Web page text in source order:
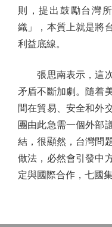
則，提出鼓勵台灣
織」，本質上就是將
利益底線。
張思南表示，這次
矛盾不斷加劇。隨着
間在貿易、安全和外
團由此急需一個外部
結，很顯然，台灣問
做法，必然會引發中
定與國際合作，七國